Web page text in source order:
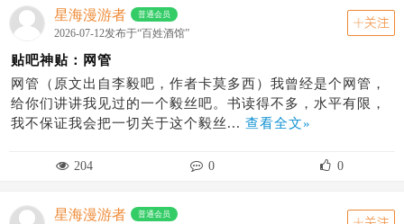
星海漫游者 普通会员
2026-07-12发布于“百姓酒馆”
关注
贴吧神贴：网管
网管（原文出自李毅吧，作者卡莫多西）我曾经是个网管，
给你们讲讲我见过的一个毅丝吧。书读得不多，水平有限，
我不保证我会把一切关于这个毅丝... 查看全文»
204 0 0
星海漫游者 普通会员